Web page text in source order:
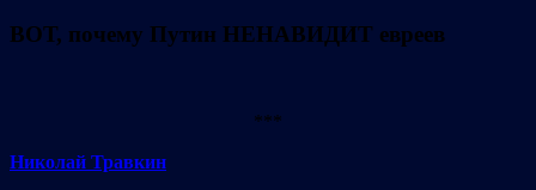
ВОТ, почему Путин НЕНАВИДИТ евреев
***
Николай Травкин